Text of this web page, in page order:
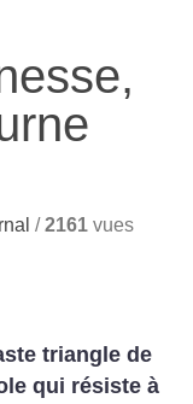
/2161 vues
triangle de
qui résiste à